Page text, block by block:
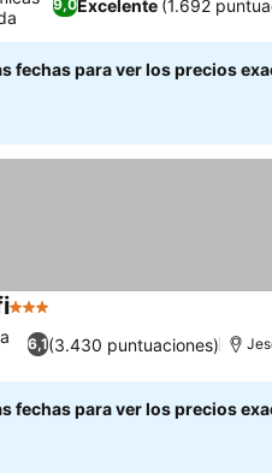
9,0Excelente (1.692
fechas para ver los precios
3 Estrellas
6,1(3.430 puntuaciones)
fechas para ver los precios